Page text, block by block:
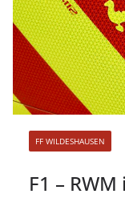
FF WILDESHAUSEN
F1 –